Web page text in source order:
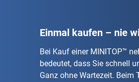
Einmal kaufen – nie
Bei Kauf einer MINITOP™
bedeutet, dass Sie schnell
Ganz ohne Wartezeit.